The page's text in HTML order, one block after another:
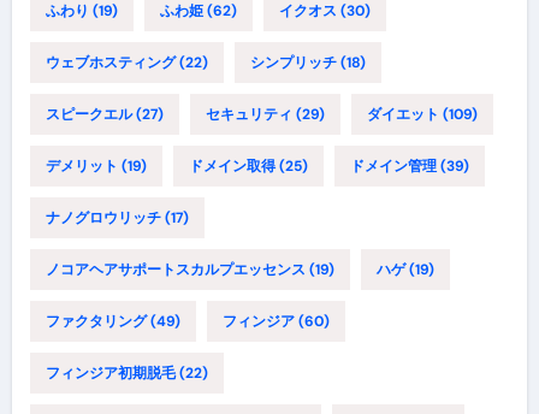
ふわり (19) ふわ姫(62) イクオス (30)
ウェブホスティング(22) シンプリッチ(18)
スピークエル(27) セキュリティ (29) ダイエット (109)
デメリット (19) ドメイン取得(25) ドメイン管理(39)
ナノグロウリッチ(17)
ノコアヘアサポートスカルプエッセンス (19) ハゲ(19)
ファクタリング(49) フィンジア(60)
フィンジア初期脱毛(22)